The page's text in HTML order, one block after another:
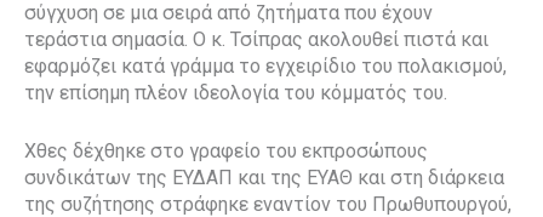
σύγχυση σε μια σειρά από ζητήματα που έχουν
τεράστια σημασία. Ο κ. Τσίπρας ακολουθεί πιστά και
εφαρμόζει κατά γράμμα το εγχειρίδιο του πολακισμού,
την επίσημη πλέον ιδεολογία του κόμματός του.
Χθες δέχθηκε στο γραφείο του εκπροσώπους
συνδικάτων της ΕΥΔΑΠ και της ΕΥΑΘ και στη διάρκεια
της συζήτησης στράφηκε εναντίον του Πρωθυπουργού,